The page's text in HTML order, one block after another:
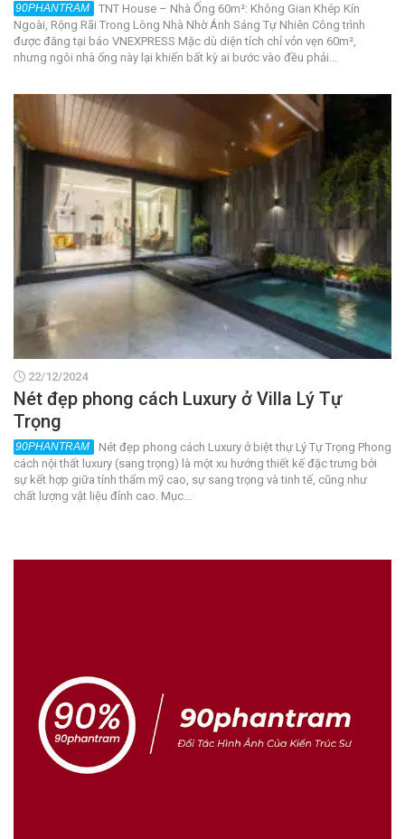
TNT House – Nhà Ống 60m²: Không Gian Khép Kín
Ngoài, Rộng Rãi Trong Lòng Nhà Nhờ Ánh Sáng Tự Nhiên Công trình
được đăng tại báo VNEXPRESS Mặc dù diện tích chỉ vỏn vẹn 60m²,
nhưng ngôi nhà ống này lại khiến bất kỳ ai bước vào đều phải...
22/12/2024
Nét đẹp phong cách Luxury ở Villa Lý Tự
Trọng
Nét đẹp phong cách Luxury ở biệt thự Lý Tự Trọng Phong
cách nội thất luxury (sang trọng) là một xu hướng thiết kế đặc trưng bởi
sự kết hợp giữa tính thẩm mỹ cao, sự sang trọng và tinh tế, cũng như
chất lượng vật liệu đỉnh cao. Mục...